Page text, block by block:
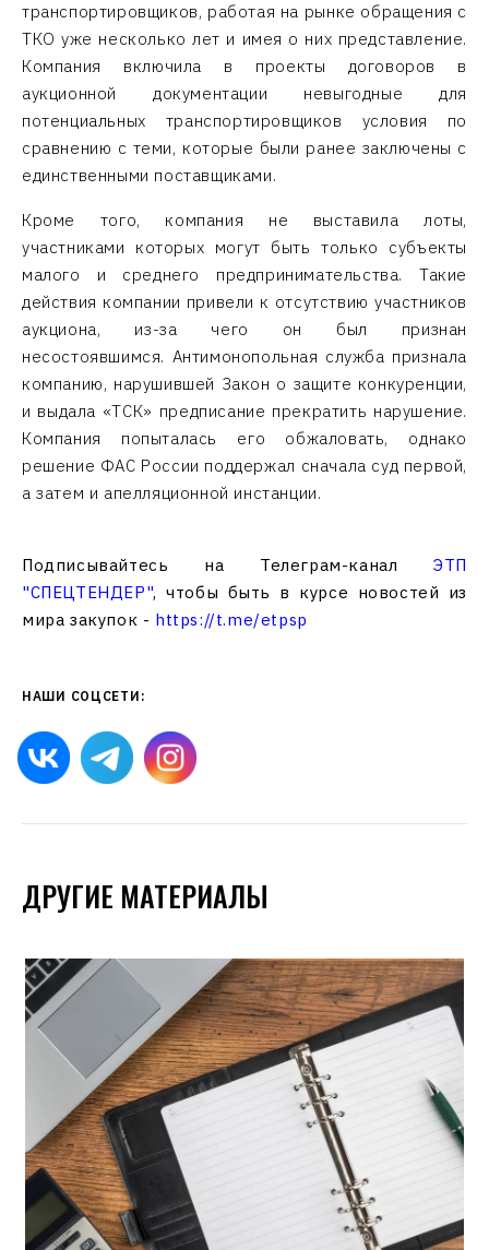
транспортировщиков, работая на рынке обращения с
ТКО уже несколько лет и имея о них представление.
Компания включила в проекты договоров в
аукционной документации невыгодные для
потенциальных транспортировщиков условия по
сравнению с теми, которые были ранее заключены с
единственными поставщиками.
Кроме того, компания не выставила лоты,
участниками которых могут быть только субъекты
малого и среднего предпринимательства. Такие
действия компании привели к отсутствию участников
аукциона, из-за чего он был признан
несостоявшимся. Антимонопольная служба признала
компанию, нарушившей Закон о защите конкуренции,
и выдала «ТСК» предписание прекратить нарушение.
Компания попыталась его обжаловать, однако
решение ФАС России поддержал сначала суд первой,
а затем и апелляционной инстанции.
Подписывайтесь на Телеграм-каналЭТП
"СПЕЦТЕНДЕР", чтобы быть в курсе новостей из
мира закупок - https://t.me/etpsp
НАШИ СОЦСЕТИ:
ДРУГИЕ МАТЕРИАЛЫ